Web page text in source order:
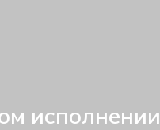
исполнении